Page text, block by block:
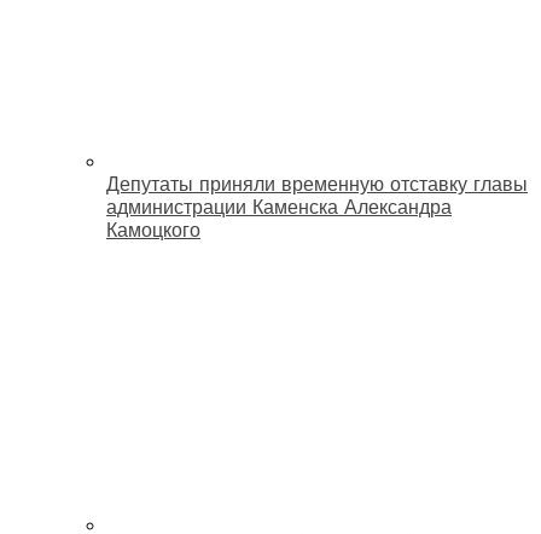
Депутаты приняли временную отставку главы
администрации Каменска Александра
Камоцкого